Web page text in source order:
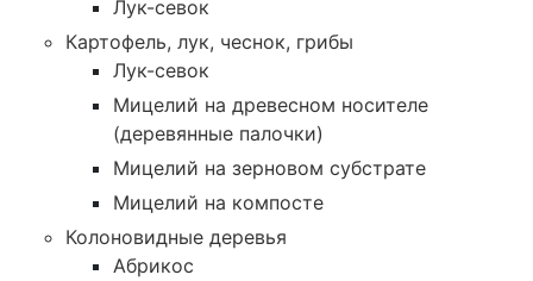
Лук-севок
Картофель, лук, чеснок, грибы
Лук-севок
Мицелий на древесном носителе
(деревянные палочки)
Мицелий на зерновом субстрате
Мицелий на компосте
Колоновидные деревья
Абрикос